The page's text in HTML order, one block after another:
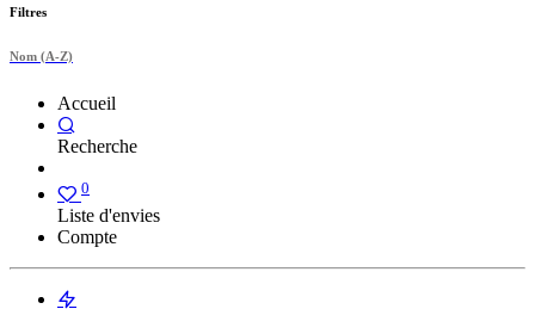
Filtres
Nom (A-Z)
Accueil
Recherche
0
Liste d'envies
Compte